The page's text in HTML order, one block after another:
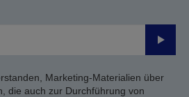
Senden
Marketing-Materialien über
die auch zur Durchführung von